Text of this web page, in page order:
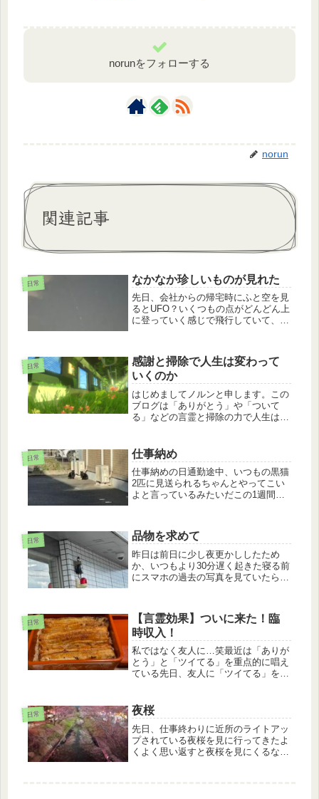
norunをフォローする
norun
関連記事
日常 なかなか珍しいものが見れた
先日、会社からの帰宅時にふと空を見
るとUFO？いくつもの点がどんどん上
に登っていく感じで飛行していて、写
すごいもの見ちゃったなぁと思いつつ
帰宅その後、ネットを見てみると色
ん...
日常
感謝と掃除で人生は変わって
いくのか
はじめましてノルンと申します。この
ブログは「ありがとう」や「ついて
る」などの言霊と掃除の力で人生はど
うかと思ってます。ブログ自体初めて
なので慣れない部分しかないですがよ
ろし...
日常 仕事納め
仕事納めの日通勤途中、いつもの黒猫
2匹に見送られるちゃんとやってこい
よと言っているみたいだこの1週間、
を頂いた入社したばかりだった昨年末
はそんな事は無かったので、この1年
で...
日常 品物を求めて
昨日は前日に少し夜更かししたため
か、いつもより30分遅く起きた寝る前
にスマホの過去の写真を見ていたらい
した時の写真あとはしょうもないよう
な写真色々と懐かしいなぁとノスタル
ジ...
日常
【言霊効果】ついに来た！臨
時収入！
私ではなく友人に…笑最近は「ありが
とう」と「ツイてる」を重点的に唱え
ている先日、友人に「ツイてる」を唱
ことになったと連絡があったやるやん
け…笑ちなみに私の方はというと、
1...
日常 夜桜
先日、仕事終わりに近所のライトアッ
プされている夜桜を見に行ってきたよ
くよく思い返すと夜桜を見にくるなん